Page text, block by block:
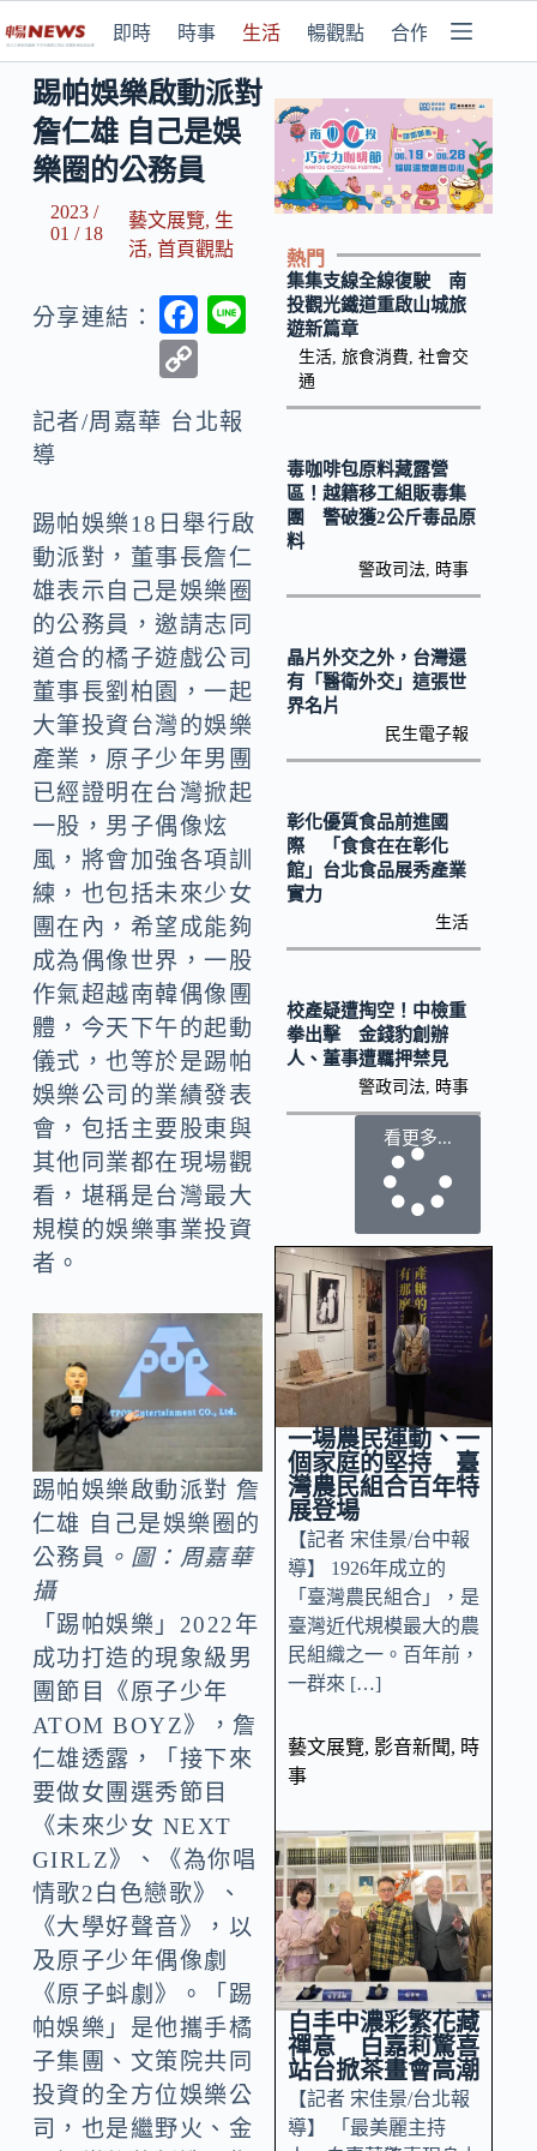
即時 時事 生活 暢觀點 合作媒體
踢帕娛樂啟動派對
詹仁雄 自己是娛
樂圈的公務員
2023 /
01 / 18
藝文展覽, 生
活,首頁觀點
分享連結：
F
b
o
k
p
Li
n
k
記者/周嘉華 台北報
導
踢帕娛樂18日舉行啟
動派對，董事長詹仁
雄表示自己是娛樂圈
的公務員，邀請志同
道合的橘子遊戲公司
董事長劉柏園，一起
大筆投資台灣的娛樂
產業，原子少年男團
已經證明在台灣掀起
一股，男子偶像炫
風，將會加強各項訓
練，也包括未來少女
團在內，希望成能夠
成為偶像世界，一股
作氣超越南韓偶像團
體，今天下午的起動
儀式，也等於是踢帕
娛樂公司的業績發表
會，包括主要股東與
其他同業都在現場觀
看，堪稱是台灣最大
規模的娛樂事業投資
者。
踢帕娛樂啟動派對 詹
仁雄 自己是娛樂圈的
公務員 。圖：周嘉華
攝
「踢帕娛樂」2022年
成功打造的現象級男
團節目《原子少年
ATOM BOYZ》，詹
仁雄透露，「接下來
要做女團選秀節目
《未來少女 NEXT
GIRLZ》、《為你唱
情歌2白色戀歌》、
《大學好聲音》，以
及原子少年偶像劇
《原子蚪劇》。「踢
帕娛樂」是他攜手橘
子集團、文策院共同
投資的全方位娛樂公
司，也是繼野火、金
熱門
集集支線全線復駛 南
投觀光鐵道重啟山城旅
遊新篇章
生活, 旅食消費 社會交
通
毒咖啡包原料藏露營
區！越籍移工組販毒集
團 警破獲2公斤毒品原
料
警政司法 時事
晶片外交之外，台灣還
有「醫衛外交」這張世
界名片
民生電子報
彰化優質食品前進國
際 「食食在在彰化
館」台北食品展秀產業
實力
生活
校產疑遭掏空！中檢重
拳出擊 金錢豹創辦
人、董事遭羈押禁見
警政司法 時事
看更多...
一場農民運動、一
個家庭的堅持 臺
灣農民組合百年特
展登場
【記者 宋佳景/台中報
導】 1926年成立的
「臺灣農民組合」，是
臺灣近代規模最大的農
民組織之一。百年前，
一群來 […]
藝文展覽, 影音新聞, 時
事
白丰中濃彩繁花藏
禪意 白嘉莉驚喜
站台掀茶畫會高潮
【記者 宋佳景/台北報
導】 「最美麗主持